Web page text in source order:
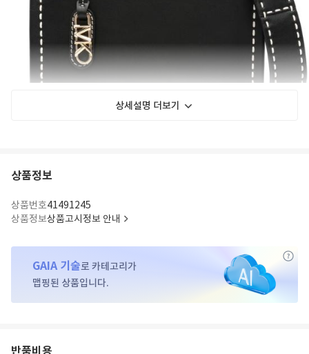
상세설명 더보기
상품정보
상품번호41491245
상품정보상품고시정보 안내
GAIA 기술로 카테고리가
맵핑된 상품입니다.